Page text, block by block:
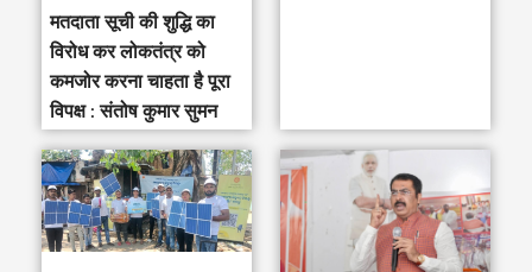
मतदाता सूची की शुद्धि का
विरोध कर लोकतंत्र को
कमजोर करना चाहता है पूरा
विपक्ष : संतोष कुमार सुमन